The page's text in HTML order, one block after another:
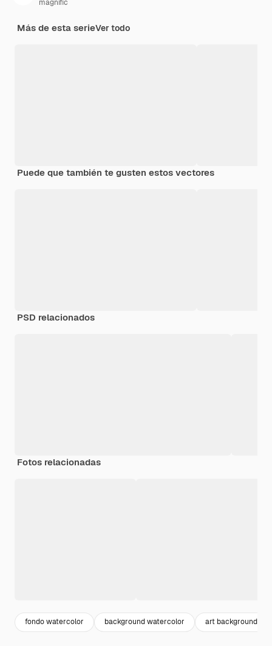
magnific
Más de esta serieVer todo
Puede que también te gusten estos vectores
PSD relacionados
Fotos relacionadas
fondo watercolor background watercolor art background